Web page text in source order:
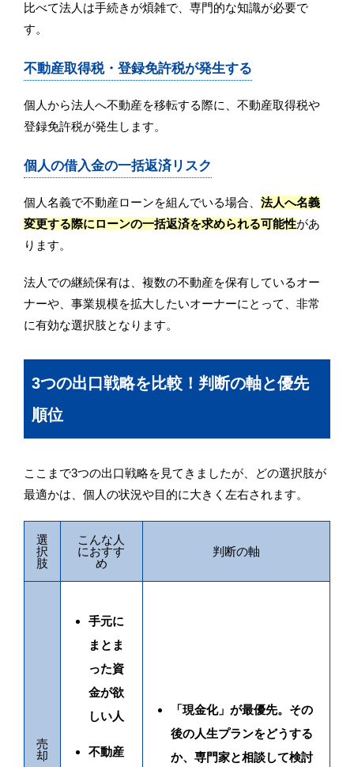
比べて法人は手続きが煩雑で、専門的な知識が必要で
す。
不動産取得税・登録免許税が発生する
個人から法人へ不動産を移転する際に、不動産取得税や
登録免許税が発生します。
個人の借入金の一括返済リスク
個人名義で不動産ローンを組んでいる場合、 法人へ名義
変更する際にローンの一括返済を求められる可能性があ
ります。
法人での継続保有は、複数の不動産を保有しているオー
ナーや、事業規模を拡大したいオーナーにとって、非常
に有効な選択肢となります。
3つの出口戦略を比較！判断の軸と優先
順位
ここまで3つの出口戦略を見てきましたが、どの選択肢が
最適かは、個人の状況や目的に大きく左右されます。
選
択
肢
こんな人
におすす
め
判断の軸
売
却
手元に
まとま
った資
金が欲
しい人
不動産
「現金化」が最優先。その
後の人生プランをどうする
か、専門家と相談して検討